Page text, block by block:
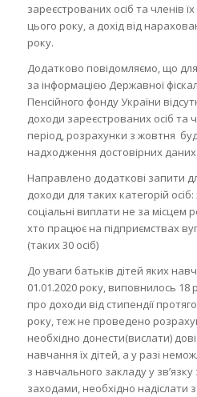
зареєстрованих осіб та членів їх
цього року, а дохід від
року.
Додатково повідомляємо, що
за інформацією Державної
Пенсійного фонду України
доходи зареєстрованих осіб та
період, розрахунки з жовтня
надходження достовірних
Направлено додаткові запити
доходи для таких категорій
соціальні виплати не за місцем
хто працює на підприємствах
(таких 30 осіб)
До уваги батьків дітей яких
01.01.2020 року, виповнилось 18
про доходи від стипендії
року, теж не проведено
необхідно донести(вислати)
навчання їх дітей, а у разі
з навчального закладу у
заходами, необхідно надіслати